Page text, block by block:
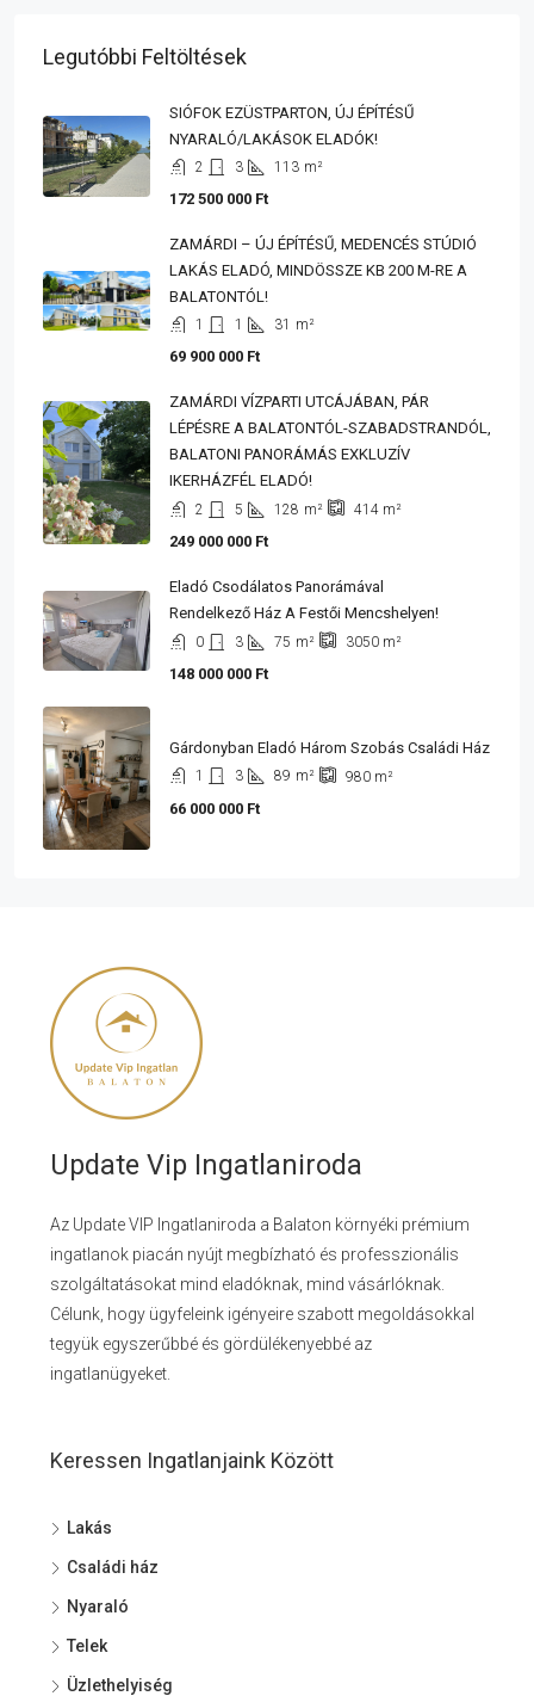
Legutóbbi Feltöltések
SIÓFOK EZÜSTPARTON, ÚJ ÉPÍTÉSŰ
NYARALÓ/LAKÁSOK ELADÓK!
2 3 113 m²
172 500 000 Ft
ZAMÁRDI – ÚJ ÉPÍTÉSŰ, MEDENCÉS STÚDIÓ
LAKÁS ELADÓ, MINDÖSSZE KB 200 M-RE A
BALATONTÓL!
1 1 31 m²
69 900 000 Ft
ZAMÁRDI VÍZPARTI UTCÁJÁBAN, PÁR
LÉPÉSRE A BALATONTÓL-SZABADSTRANDÓL,
BALATONI PANORÁMÁS EXKLUZÍV
IKERHÁZFÉL ELADÓ!
2 5 128 m² 414 m²
249 000 000 Ft
Eladó Csodálatos Panorámával
Rendelkező Ház A Festői Mencshelyen!
0 3 75 m² 3050 m²
148 000 000 Ft
Gárdonyban Eladó Három Szobás Családi Ház
1 3 89 m² 980 m²
66 000 000 Ft
Update Vip Ingatlaniroda
Az Update VIP Ingatlaniroda a Balaton környéki prémium
ingatlanok piacán nyújt megbízható és professzionális
szolgáltatásokat mind eladóknak, mind vásárlóknak.
Célunk, hogy ügyfeleink igényeire szabott megoldásokkal
tegyük egyszerűbbé és gördülékenyebbé az
ingatlanügyeket.
Keressen Ingatlanjaink Között
Lakás
Családi ház
Nyaraló
Telek
Üzlethelyiség